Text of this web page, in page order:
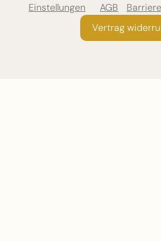
Einstellungen
AGB
Vertrag